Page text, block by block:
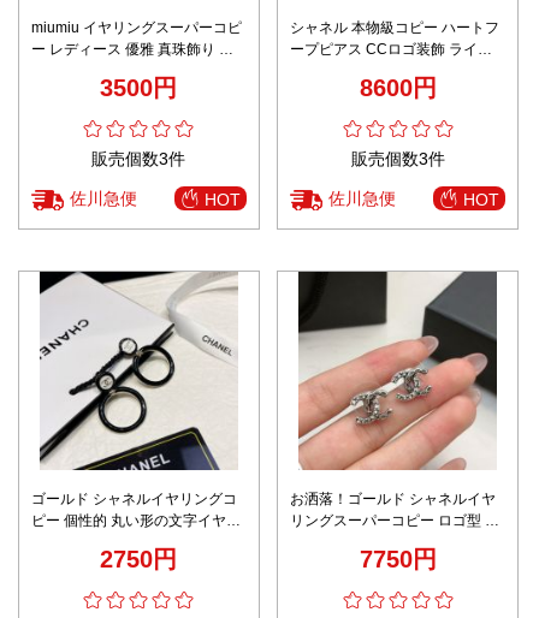
miumiu イヤリングスーパーコピ
ー レディース 優雅 真珠飾り ロ
3500円
販売個数3件
佐川急便 HOT
シャネル 本物級コピー ハートフ
ープピアス CCロゴ装飾 ライン
8600円
販売個数3件
佐川急便 HOT
ゴールド シャネルイヤリングコ
ピー 個性的 丸い形の文字イヤリ
2750円
お洒落！ゴールド シャネルイヤ
リングスーパーコピー ロゴ型 激
7750円